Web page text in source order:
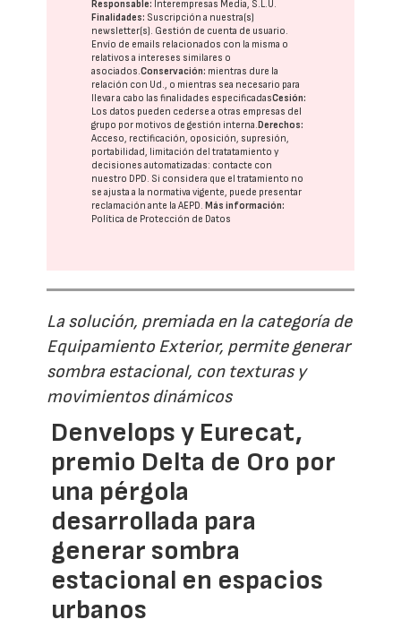
Responsable: Interempresas Media, S.L.U.
Finalidades: Suscripción a nuestra(s)
newsletter(s). Gestión de cuenta de usuario.
Envío de emails relacionados con la misma o
relativos a intereses similares o
asociados.Conservación: mientras dure la
relación con Ud., o mientras sea necesario para
llevar a cabo las finalidades especificadasCesión:
Los datos pueden cederse a otras empresas del
grupo por motivos de gestión interna. Derechos:
Acceso, rectificación, oposición, supresión,
portabilidad, limitación del tratatamiento y
decisiones automatizadas: contacte con
nuestro DPD. Si considera que el tratamiento no
se ajusta a la normativa vigente, puede presentar
reclamación ante laAEPD. Más información:
Política de Protección de Datos
La solución, premiada en la categoría de
Equipamiento Exterior, permite generar
sombra estacional, con texturas y
movimientos dinámicos
Denvelops y Eurecat,
premio Delta de Oro por
una pérgola
desarrollada para
generar sombra
estacional en espacios
urbanos